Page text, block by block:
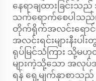
နေရာချထားခြင်း
သက်ရောက်စေပါသည်။
တိုက်ရိုက်အလင်းရောင်
အလင်းရင်းများနီးပါ
ရုပ်မြင်သံကြား သို့မဟု
များကဲ့သို့သော အလုပ်အ
ရန် ရှေ့မျက်နှာစာသ